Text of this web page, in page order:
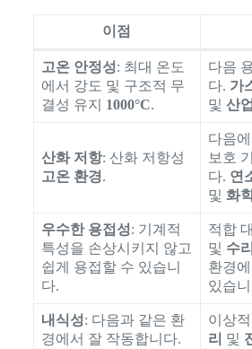
이점
고온 안정성: 최대 온도
에서 강도 및 구조적 무
결성 유지 1000°C.
다음
다. 가
및 산
산화 저항: 산화 저항성
고온 환경.
다음
보호
다. 연
및 화
우수한 용접성: 기계적
특성을 손상시키지 않고
쉽게 용접할 수 있습니
다.
적합
및 수
환경
있습
내식성: 다음과 같은 환
경에서 잘 작동합니다.
이상
리 및